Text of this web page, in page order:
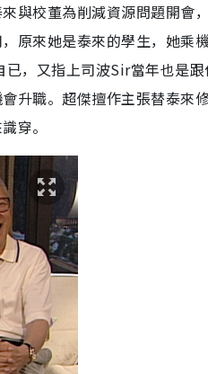
與校董為削減資源問題開會
原來她是泰來的學生，她乘
，又指上司波Sir當年也是
升職。超傑擅作主張替泰來
穿。